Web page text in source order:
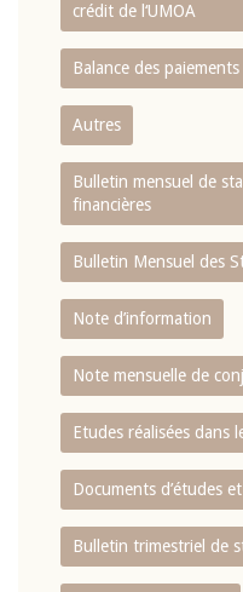
crédit de l‘UMOA
Balance des paiements
Autres
Bulletin mensuel de
financières
Bulletin Mensuel des
Note d’information
Note mensuelle de
Etudes réalisées dans
Documents d’études
Bulletin trimestriel de